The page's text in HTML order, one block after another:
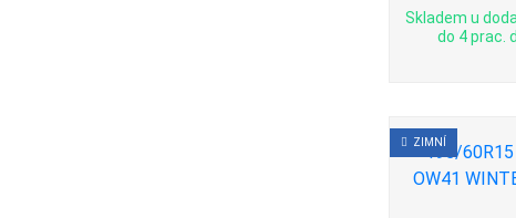
Skladem u
do 4 prac.
ZIMNÍ